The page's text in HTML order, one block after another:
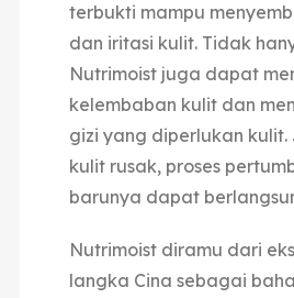
terbukti mampu
dan iritasi kulit. Tidak
Nutrimoist juga dapat
kelembaban kulit dan
gizi yang diperlukan kulit.
kulit rusak, proses
barunya dapat
Nutrimoist diramu dari
langka Cina sebagai